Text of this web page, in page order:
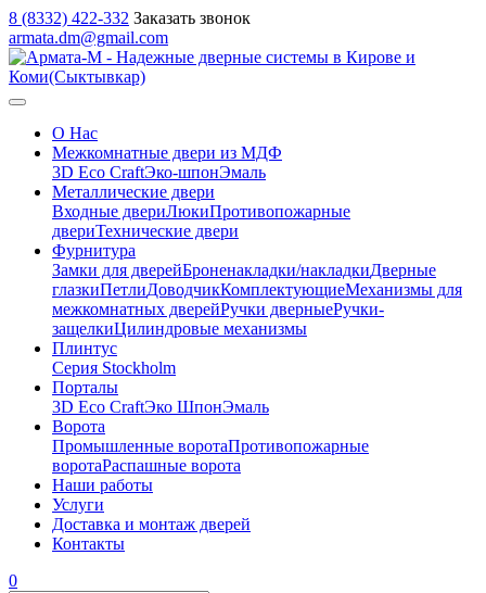
8 (8332) 422-332 Заказать звонок
armata.dm@gmail.com
О Нас
Межкомнатные двери из МДФ
3D Eco CraftЭко-шпонЭмаль
Металлические двери
Входные двериЛюкиПротивопожарные
двериТехнические двери
Фурнитура
Замки для дверейБроненакладки/накладкиДверные
глазкиПетлиДоводчикКомплектующиеМеханизмы для
межкомнатных дверейРучки дверныеРучки-
защелкиЦилиндровые механизмы
Плинтус
Серия Stockholm
Порталы
3D Eco CraftЭко ШпонЭмаль
Ворота
Промышленные воротаПротивопожарные
воротаРаспашные ворота
Наши работы
Услуги
Доставка и монтаж дверей
Контакты
0